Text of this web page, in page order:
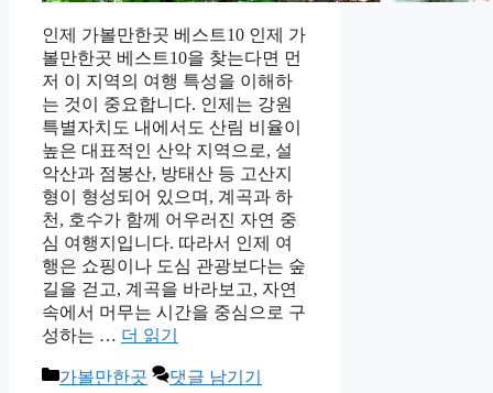
인제 가볼만한곳 베스트10 인제 가
볼만한곳 베스트10을 찾는다면 먼
저 이 지역의 여행 특성을 이해하
는 것이 중요합니다. 인제는 강원
특별자치도 내에서도 산림 비율이
높은 대표적인 산악 지역으로, 설
악산과 점봉산, 방태산 등 고산지
형이 형성되어 있으며, 계곡과 하
천, 호수가 함께 어우러진 자연 중
심 여행지입니다. 따라서 인제 여
행은 쇼핑이나 도심 관광보다는 숲
길을 걷고, 계곡을 바라보고, 자연
속에서 머무는 시간을 중심으로 구
성하는 … 더 읽기
카
가볼만한곳 댓글 남기기